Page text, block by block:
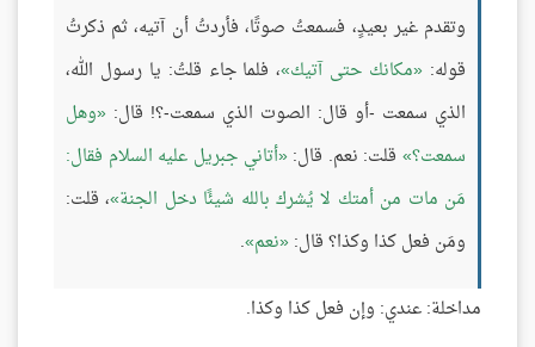
وتقدم غير بعيدٍ، فسمعتُ صوتًا، فأردتُ أن آتيه، ثم ذكرتُ
قوله: مكانك حتى آتيك ، فلما جاء قلتُ: يا رسول الله،
الذي سمعت -أو قال: الصوت الذي سمعت-؟! قال: وهل
سمعت؟ قلت: نعم. قال: أتاني جبريل عليه السلام فقال:
مَن مات من أمتك لا يُشرك بالله شيئًا دخل الجنة ، قلت:
ومَن فعل كذا وكذا؟ قال: نعم .
مداخلة: عندي: وإن فعل كذا وكذا.